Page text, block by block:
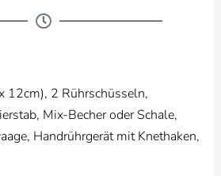
12cm), 2 Rührschüsseln,
Mix-Becher oder Schale,
Handrührgerät mit Knethaken,